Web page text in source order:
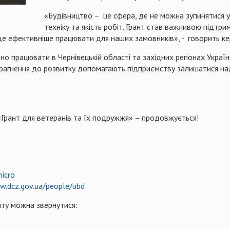
«Будівництво – це сфера, де не можна зупинятися
техніку та якість робіт. Грант став важливою
працювати для наших замовників», - говорить
в Чернівецькій області та західних регіонах
до розвитку допомагають підприємству залишатися
для ветеранів та їх подружжя» – продовжується!
people/ubd
можна звернутися: